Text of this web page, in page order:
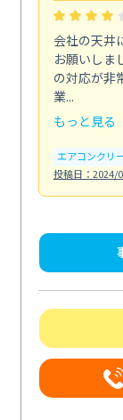
会社の天井
お願いしま
の対応が非
業...
もっと見る
エアコンクリ
投稿日：2024/